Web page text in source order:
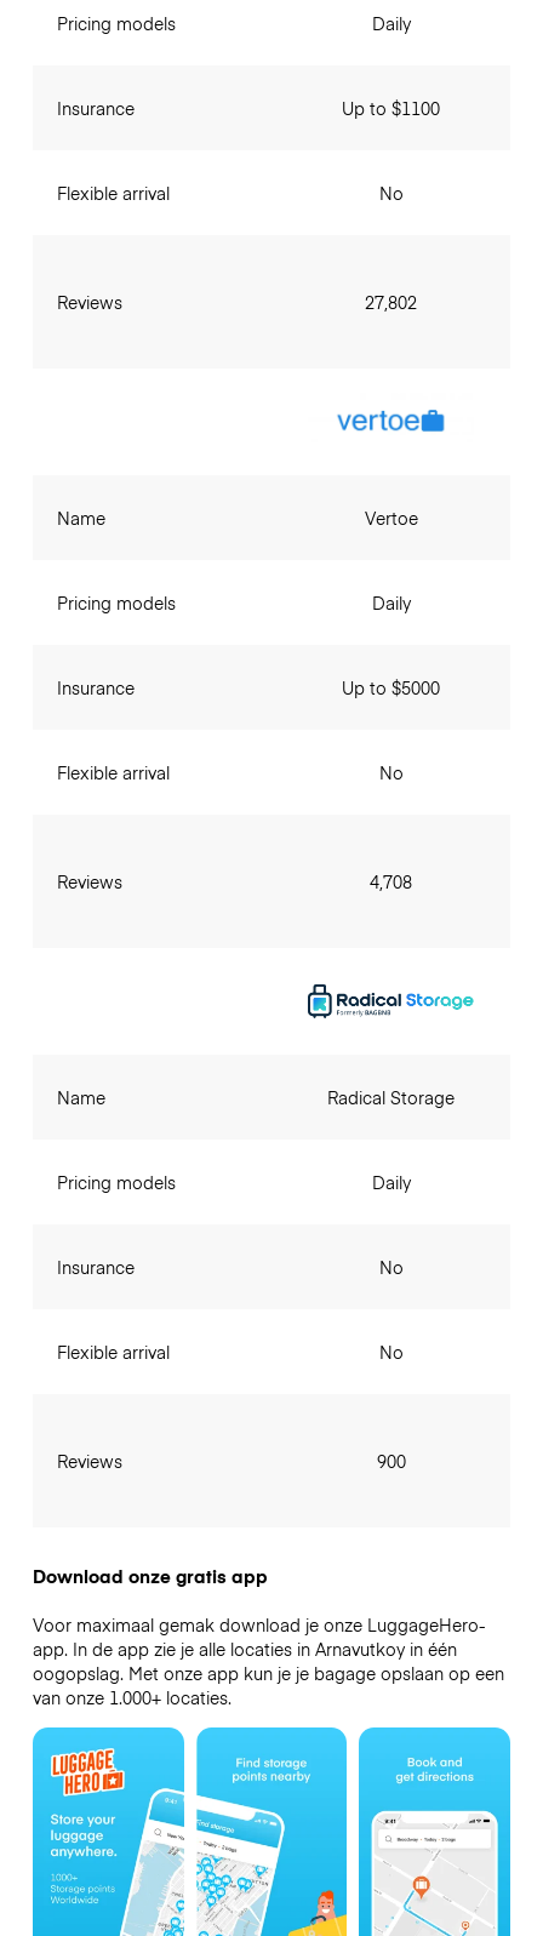
Pricing models
Insurance
Flexible arrival
Reviews
Daily
Up to $1100
No
27,802
Name
Pricing models
Insurance
Flexible arrival
Reviews
Vertoe
Daily
Up to $5000
No
4,708
Name
Pricing models
Insurance
Flexible arrival
Reviews
Radical Storage
Daily
No
No
900
Download onze gratis app
Voor maximaal gemak download je onze LuggageHero-
app. In de app zie je alle locaties in Arnavutkoy in één
oogopslag. Met onze app kun je je bagage opslaan op een
van onze 1.000+ locaties.